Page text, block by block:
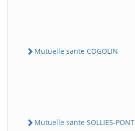
Mutuelle sante COGOLIN
Mutuelle sante SOLLIES-PONT